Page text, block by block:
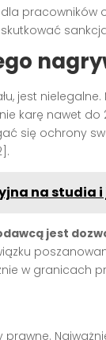
jest
karę nawet
się ochrony
na studia
jest
w granicach